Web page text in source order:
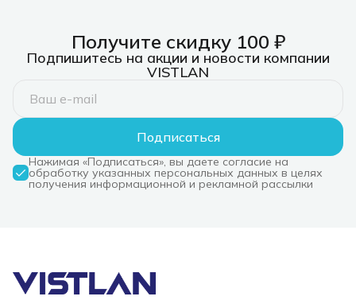
Получите скидку 100 ₽
Подпишитесь на акции и новости компании
VISTLAN
Подписаться
Нажимая «Подписаться», вы даете согласие на
обработку указанных персональных данных в целях
получения информационной и рекламной рассылки